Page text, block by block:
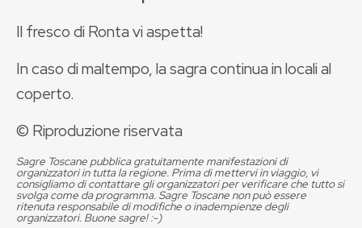
Il fresco di Ronta vi aspetta!
In caso di maltempo, la sagra continua in locali al
coperto.
© Riproduzione riservata
Sagre Toscane pubblica gratuitamente manifestazioni di
organizzatori in tutta la regione. Prima di mettervi in viaggio, vi
consigliamo di contattare gli organizzatori per verificare che tutto si
svolga come da programma. Sagre Toscane non può essere
ritenuta responsabile di modifiche o inadempienze degli
organizzatori. Buone sagre! :-)